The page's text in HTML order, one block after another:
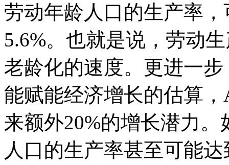
劳动年龄人口的生产率
5.6%。也就是说，劳动
老龄化的速度。更进一
能赋能经济增长的估算
来额外20%的增长潜力
人口的生产率甚至可能